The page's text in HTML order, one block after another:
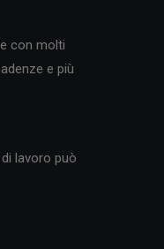
con molti
e più
lavoro può